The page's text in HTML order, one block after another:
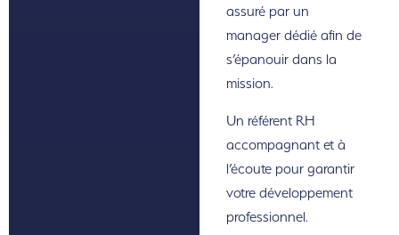
assuré par un
manager dédié afin de
s’épanouir dans la
mission.
Un référent RH
accompagnant et à
l’écoute pour garantir
votre développement
professionnel.